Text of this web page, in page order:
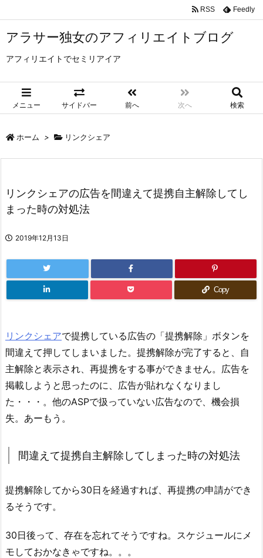
アラサー独女のアフィリエイトブログ
アフィリエイトでセミリアイア
メニュー サイドバー 前へ 次へ 検索
RSS Feedly
ホーム > リンクシェア
リンクシェアの広告を間違えて提携自主解除してし
まった時の対処法
2019年12月13日
Copy
リンクシェアで提携している広告の「提携解除」ボタンを
間違えて押してしまいました。提携解除が完了すると、自
主解除と表示され、再提携をする事ができません。広告を
掲載しようと思ったのに、広告が貼れなくなりまし
た・・・。他のASPで扱っていない広告なので、機会損
失。あーもう。
間違えて提携自主解除してしまった時の対処法
提携解除してから30日を経過すれば、再提携の申請ができ
るそうです。
30日後って、存在を忘れてそうですね。スケジュールにメ
モしておかなきゃですね。。。